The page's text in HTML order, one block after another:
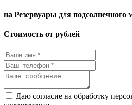
на Резервуары для подсолнечного
Стоимость от рублей
Даю согласие на обработку